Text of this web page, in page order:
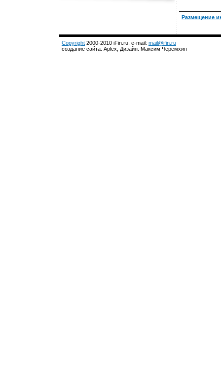
Размещение
Copyright 2000-2010 iFin.ru, e-mail: mail@ifin.ru
создание сайта: Aplex, Дизайн: Максим Черемхин